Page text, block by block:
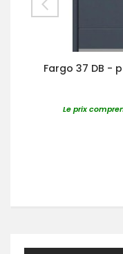
Fargo 37 DB -
Le prix